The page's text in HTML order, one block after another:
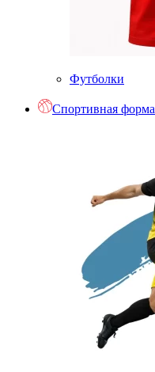
Футболки
Спортивная форма